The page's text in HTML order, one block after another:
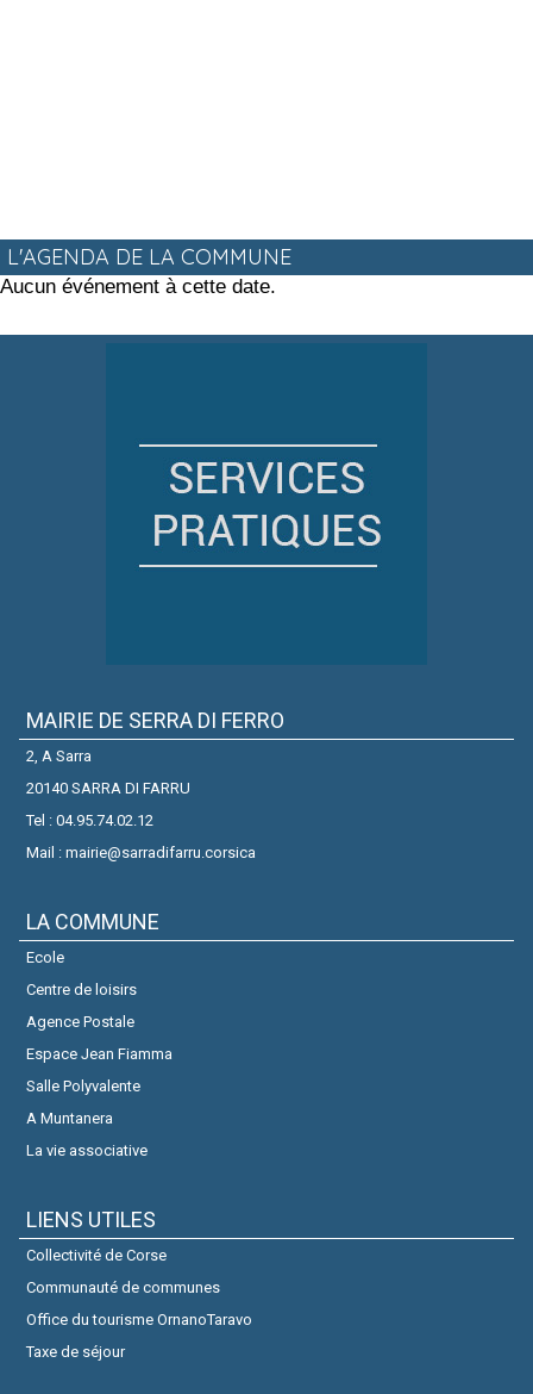
L'AGENDA DE LA COMMUNE
Aucun événement à cette date.
MAIRIE DE SERRA DI FERRO
2, A Sarra
20140 SARRA DI FARRU
Tel : 04.95.74.02.12
Mail : mairie@sarradifarru.corsica
LA COMMUNE
Ecole
Centre de loisirs
Agence Postale
Espace Jean Fiamma
Salle Polyvalente
A Muntanera
La vie associative
LIENS UTILES
Collectivité de Corse
Communauté de communes
Office du tourisme OrnanoTaravo
Taxe de séjour